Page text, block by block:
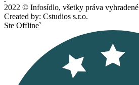
2022 © Infosídlo, všetky práva vyhradené
Created by: Cstudios s.r.o.
Ste Offline`